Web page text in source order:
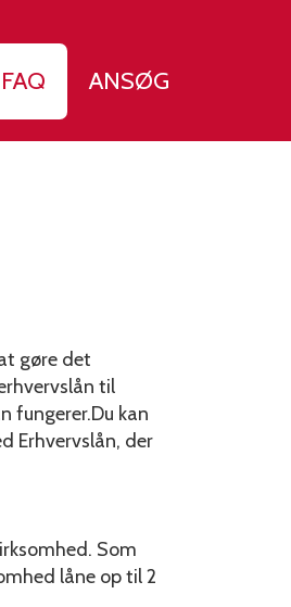
FAQ ANSØG
gøre det
til
fungerer.Du kan
Erhvervslån, der
Som
låne op til 2